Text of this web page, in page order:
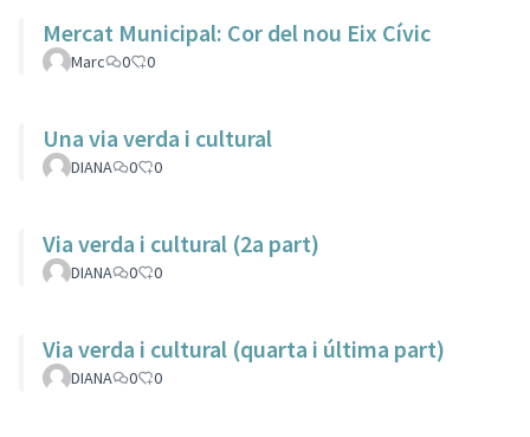
Mercat Municipal: Cor del nou Eix Cívic
Marc 0 0
Una via verda i cultural
DIANA 0 0
Via verda i cultural (2a part)
DIANA 0 0
Via verda i cultural (quarta i última part)
DIANA 0 0